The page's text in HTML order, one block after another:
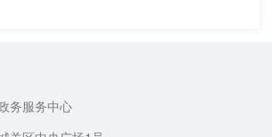
务服务中心